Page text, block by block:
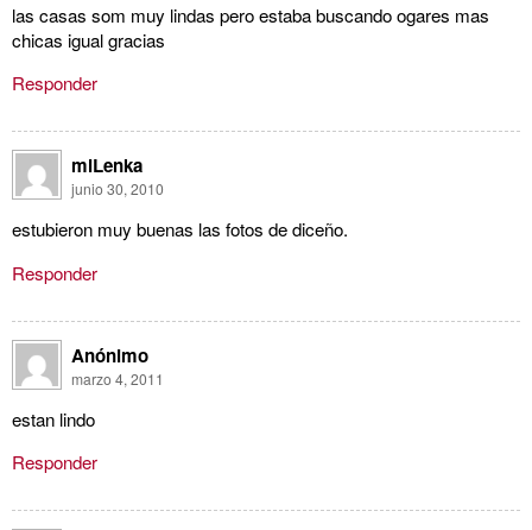
las casas som muy lindas pero estaba buscando ogares mas
chicas igual gracias
Responder
miLenka
junio 30, 2010
estubieron muy buenas las fotos de diceño.
Responder
Anónimo
marzo 4, 2011
estan lindo
Responder